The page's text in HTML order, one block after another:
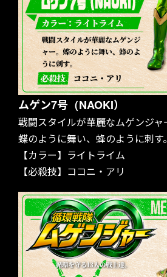
ムゲン7号（NAOKI）
戦闘スタイルが華麗なムゲンジャ
蝶のように舞い、蜂のように刺す。
【カラー】ライトライム
【必殺技】ココニ・アリ